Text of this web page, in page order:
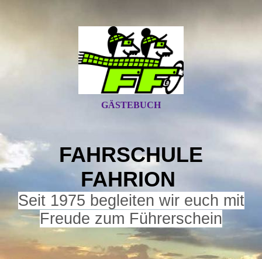
GÄSTEBUCH
FAHRSCHULE
FAHRION
Seit 1975 begleiten wir euch mit
Freude zum Führerschein